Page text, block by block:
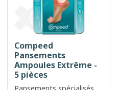
Compeed
Pansements
Ampoules Extrême -
5 pièces